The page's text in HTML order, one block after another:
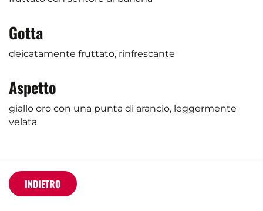
Gotta
deicatamente fruttato, rinfrescante
Aspetto
giallo oro con una punta di arancio, leggermente
velata
INDIETRO